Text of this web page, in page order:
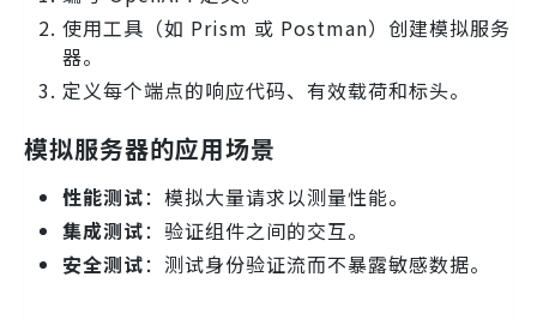
使用工具（如 Prism 或 Postman）创建模拟服务
器。
定义每个端点的响应代码、有效载荷和标头。
模拟服务器的应用场景
性能测试：模拟大量请求以测量性能。
集成测试：验证组件之间的交互。
安全测试：测试身份验证流而不暴露敏感数据。